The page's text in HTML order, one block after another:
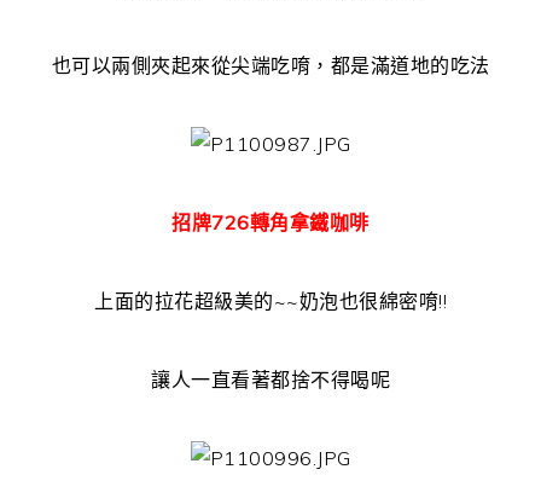
也可以兩側夾起來從尖端吃唷，都是滿道地的吃法
招牌726轉角拿鐵咖啡
上面的拉花超級美的~~奶泡也很綿密唷!!
讓人一直看著都捨不得喝呢